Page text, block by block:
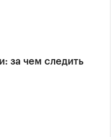
за чем следить